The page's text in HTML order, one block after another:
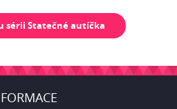
sérii Statečné autíčka